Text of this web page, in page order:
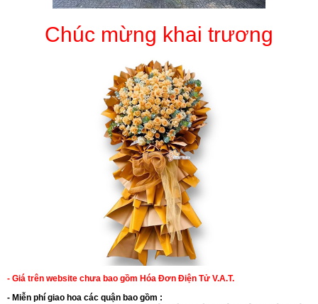
Chúc mừng khai trương
- Giá trên website chưa bao gồm Hóa Đơn Điện Tử V.A.T.
- Miễn phí giao hoa các quận bao gồm :